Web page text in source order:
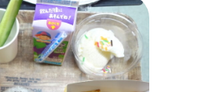
難場所